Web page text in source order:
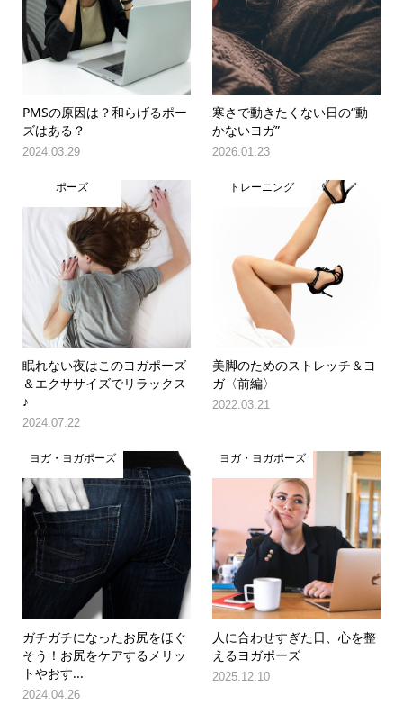
PMSの原因は？和らげるポー
ズはある？
2024.03.29
寒さで動きたくない日の“動
かないヨガ”
2026.01.23
ポーズ
眠れない夜はこのヨガポーズ
＆エクササイズでリラックス
♪
2024.07.22
トレーニング
美脚のためのストレッチ＆ヨ
ガ〈前編〉
2022.03.21
ヨガ・ヨガポーズ
ガチガチになったお尻をほぐ
そう！お尻をケアするメリッ
トやおす...
2024.04.26
ヨガ・ヨガポーズ
人に合わせすぎた日、心を整
えるヨガポーズ
2025.12.10